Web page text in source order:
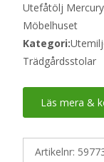
Utefåtölj
Möbelhuset
Kategori:
Trädgårdsstolar
Läs mera &
Artikelnr: